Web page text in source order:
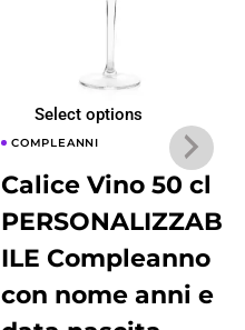
Select options
COMPLEANNI
Calice Vino 50 cl
PERSONALIZZAB
ILE Compleanno
con nome anni e